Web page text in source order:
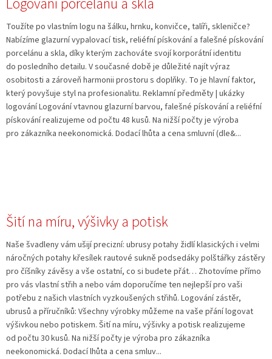
Toužíte po vlastním logu na šálku, hrnku, konvičce, talíři, skleničce?
Nabízíme glazurní vypalovací tisk, reliéfní pískování a falešné pískování
porcelánu a skla, díky kterým zachováte svojí korporátní identitu
do posledního detailu. V současné době je důležité najít výraz
osobitosti a zároveň harmonii prostoru s doplňky. To je hlavní faktor,
který povyšuje styl na profesionalitu. Reklamní předměty | ukázky
logování Logování vtavnou glazurní barvou, falešné pískování a reliéfní
pískování realizujeme od počtu 48 kusů. Na nižší počty je výroba
pro zákazníka neekonomická. Dodací lhůta a cena smluvní (dle&...
Šití na míru, výšivky a potisk
Naše švadleny vám ušijí precizní: ubrusy potahy židlí klasických i velmi
náročných potahy křesílek rautové sukně podsedáky polštářky zástěry
pro číšníky závěsy a vše ostatní, co si budete přát… Zhotovíme přímo
pro vás vlastní střih a nebo vám doporučíme ten nejlepší pro vaši
potřebu z našich vlastních vyzkoušených střihů. Logování zástěr,
ubrusů a příručníků: Všechny výrobky můžeme na vaše přání logovat
výšivkou nebo potiskem. Šití na míru, výšivky a potisk realizujeme
od počtu 30 kusů. Na nižší počty je výroba pro zákazníka
neekonomická. Dodací lhůta a cena smluv...